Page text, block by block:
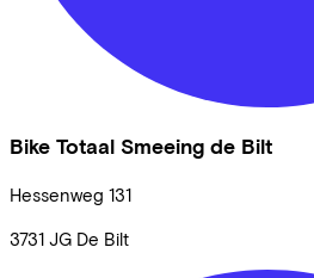
Bike Totaal Smeeing de Bilt
Hessenweg 131
3731 JG De Bilt